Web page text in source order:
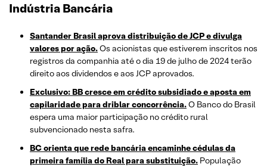
Indústria Bancária
Santander Brasil aprova distribuição de JCP e divulga
valores por ação.Os acionistas que estiverem inscritos nos
registros da companhia até o dia 19 de julho de 2024 terão
direito aos dividendos e aos JCP aprovados.
Exclusivo: BB cresce em crédito subsidiado e aposta em
capilaridade para driblar concorrência.O Banco do Brasil
espera uma maior participação no crédito rural
subvencionado nesta safra.
BC orienta que rede bancária encaminhe cédulas da
primeira família do Real para substituição. População